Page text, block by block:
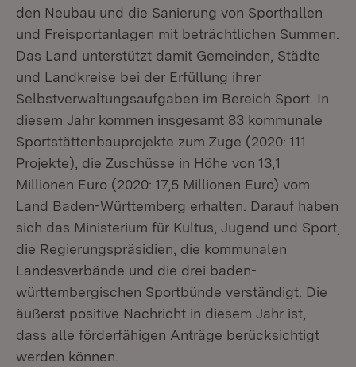
den Neubau und die Sanierung von Sporthallen
und Freisportanlagen mit beträchtlichen Summen.
Das Land unterstützt damit Gemeinden, Städte
und Landkreise bei der Erfüllung ihrer
Selbstverwaltungsaufgaben im Bereich Sport. In
diesem Jahr kommen insgesamt 83 kommunale
Sportstättenbauprojekte zum Zuge (2020: 111
Projekte), die Zuschüsse in Höhe von 13,1
Millionen Euro (2020: 17,5 Millionen Euro) vom
Land Baden-Württemberg erhalten. Darauf haben
sich das Ministerium für Kultus, Jugend und Sport,
die Regierungspräsidien, die kommunalen
Landesverbände und die drei baden-
württembergischen Sportbünde verständigt. Die
äußerst positive Nachricht in diesem Jahr ist,
dass alle förderfähigen Anträge berücksichtigt
werden können.